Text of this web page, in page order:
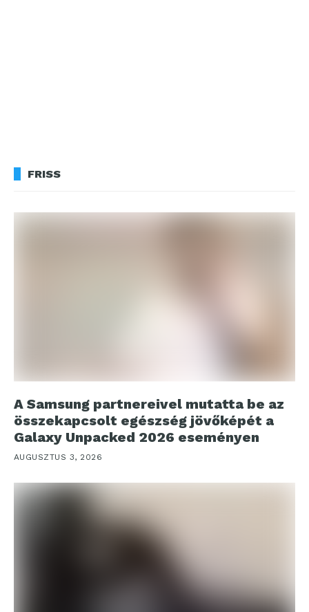
FRISS
A Samsung partnereivel mutatta be az
összekapcsolt egészség jövőképét a
Galaxy Unpacked 2026 eseményen
AUGUSZTUS 3, 2026